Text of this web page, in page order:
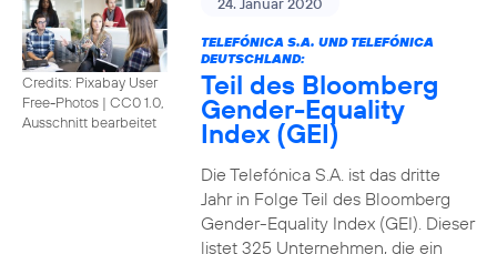
Credits: Pixabay User
Free-Photos | CC0 1.0,
Ausschnitt bearbeitet
TELEFÓNICA S.A. UND TELEFÓNICA
DEUTSCHLAND:
Teil des Bloomberg
Gender-Equality
Index (GEI)
Die Telefónica S.A. ist das dritte
Jahr in Folge Teil des Bloomberg
Gender-Equality Index (GEI). Dieser
listet 325 Unternehmen, die ein